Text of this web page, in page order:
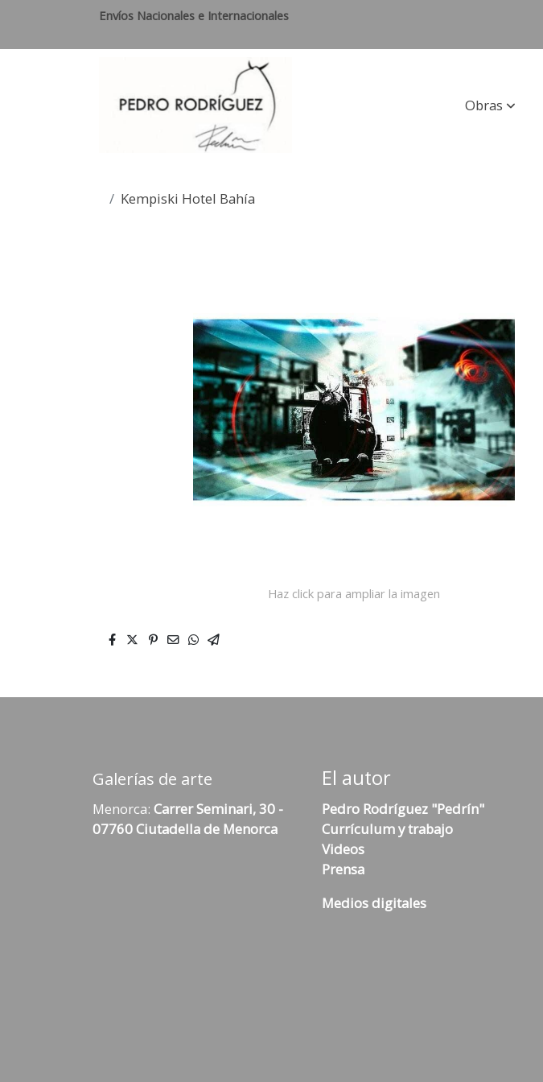
Envíos Nacionales e Internacionales
Obras
Kempiski Hotel Bahía
Haz click para ampliar la imagen
Galerías de arte
Menorca: Carrer Seminari, 30 -
07760 Ciutadella de Menorca
El autor
Pedro Rodríguez "Pedrín"
Currículum y trabajo
Videos
Prensa
Medios digitales